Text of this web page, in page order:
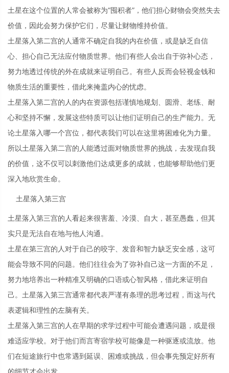
土星在这个位置的人常会被称为“囤积者”，他们担心财物会突然失去
价值，因此会努力保护它们，尽量让财物维持价值。
土星落入第二宫的人通常不确定自我的内在价值，或是缺乏自信
心、担心自己无法应付物质世界。他们有些人会出自于弥补心态，
努力地透过传统的外在成就来证明自己。有些人反而会轻视金钱和
物质生活的重要性，借此来掩盖内心的忧虑。
土星落入第二宫的人的内在资源包括谨慎地规划、圆滑、老练、耐
心和坚持不懈，发展这些特质可以让他们证明自己的生产能力。无
论土星落入哪一个宫位，都代表我们可以在这里将困难化为力量。
所以土星落入第二宫的人能透过面对物质世界的挑战，去发现自我
的价值，这不仅可以刺激他们达成更多的成就，也能够帮助他们更
深入地欣赏生命。
土星落入第三宫
土星落入第三宫的人看起来很害羞、冷漠、自大，甚至愚蠢，但其
实只是无法自在地与他人沟通。
土星在第三宫的人对于自己的咬字、发音和智力缺乏安全感，这可
能会导致不同的问题。他们往往会为了弥补自己这一方面的不足，
努力地培养出一种精准又明确的口语或心智风格，借此来证明自
己。土星落入第三宫通常都代表严谨有条理的思考过程，而这与代
表逻辑和理性的左脑有关。
土星落入第三宫的人在早期的求学过程中可能会遭遇问题，或是很
难适应学校。对于他们而言寄宿学校可能像是一种驱逐或流放。他
们在短途旅行中也常遇到延误、困难或挑战，但会事先预定好所有
的细节才会出发。